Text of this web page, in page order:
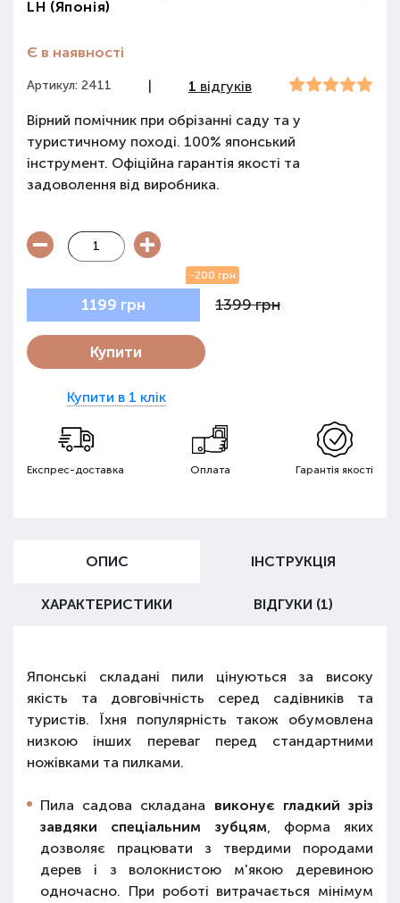
LH (Японія)
Є в наявності
Артикул: 2411 1 відгуків
Вірний помічник при обрізанні саду та у
туристичному поході. 100% японський
інструмент. Офіційна гарантія якості та
задоволення від виробника.
1199 грн
-200 грн
1399 грн
Купити
Купити в 1 клік
Експрес-доставка Оплата Гарантія якості
ОПИС ІНСТРУКЦІЯ
ХАРАКТЕРИСТИКИ ВІДГУКИ (1)
Японські складані пили цінуються за високу
якість та довговічність серед садівників та
туристів. Їхня популярність також обумовлена
низкою інших переваг перед стандартними
ножівками та пилками.
Пила садова складана виконує гладкий зріз
завдяки спеціальним зубцям, форма яких
дозволяє працювати з твердими породами
дерев і з волокнистою м'якою деревиною
одночасно. При роботі витрачається мінімум